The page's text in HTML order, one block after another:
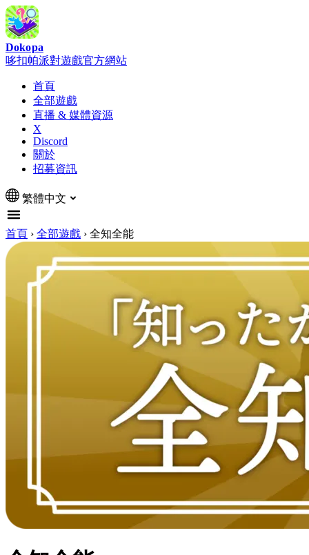
Dokopa
哆扣帕派對遊戲官方網站
首頁
全部遊戲
直播 & 媒體資源
X
Discord
關於
招募資訊
繁體中文
首頁 › 全部遊戲 › 全知全能